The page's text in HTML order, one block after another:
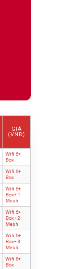
GIÁ
(VNĐ)
Wifi 6+
Box
Wifi 6+
Box
Wifi 6+
Box+ 1
Mesh
Wifi 6+
Box+ 2
Mesh
Wifi 6+
Box+ 3
Mesh
Wifi 6+
Box